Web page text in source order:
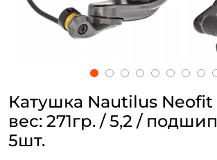
Катушка Nautilus Neofit
вес: 271гр. / 5,2 /
5шт.